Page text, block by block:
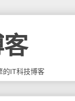
的IT科技博客